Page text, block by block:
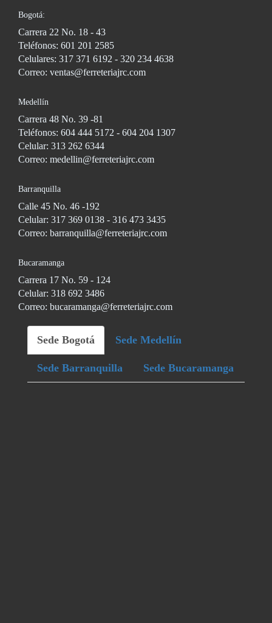
Bogotá:
Carrera 22 No. 18 - 43
Teléfonos: 601 201 2585
Celulares: 317 371 6192 - 320 234 4638
Correo: ventas@ferreteriajrc.com
Medellín
Carrera 48 No. 39 -81
Teléfonos: 604 444 5172 - 604 204 1307
Celular: 313 262 6344
Correo: medellin@ferreteriajrc.com
Barranquilla
Calle 45 No. 46 -192
Celular: 317 369 0138 - 316 473 3435
Correo: barranquilla@ferreteriajrc.com
Bucaramanga
Carrera 17 No. 59 - 124
Celular: 318 692 3486
Correo: bucaramanga@ferreteriajrc.com
Sede Bogotá Sede Medellín
Sede Barranquilla Sede Bucaramanga